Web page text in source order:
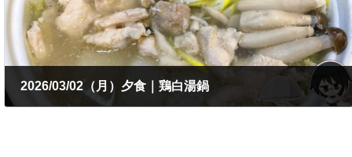
2026/03/02（月）夕食｜鶏白湯鍋